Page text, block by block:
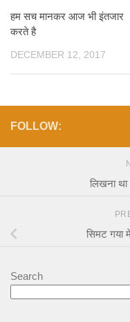
हम सच मानकर आज भी इंतजार
करते है
DECEMBER 12, 2017
FOLLOW:
लिखना
सिमट गया
Search